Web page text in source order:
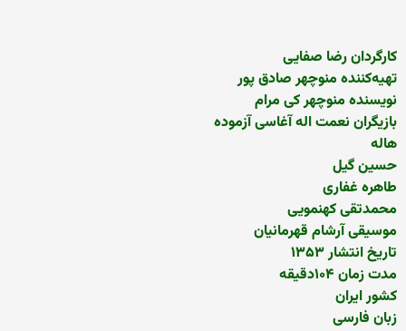
کارگردان رضا صفایی
تهیه‌کننده منوچهر صادق پور
نویسنده منوچهر کی مرام
بازیگران نعمت اله آغاسی آزموده
هاله
حسین گیل
طاهره غفاری
محمدتقی کهنمویی
موسیقی آرشام قهرمانیان
تاریخ انتشار ۱۳۵۳
مدت زمان ۱۰۴دقیقه
کشور ایران
زبان فارسی